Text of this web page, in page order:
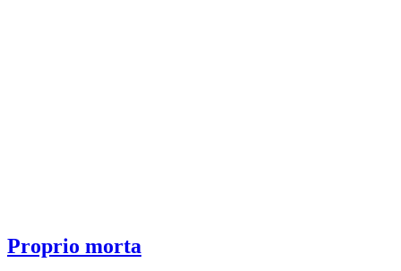
Proprio morta